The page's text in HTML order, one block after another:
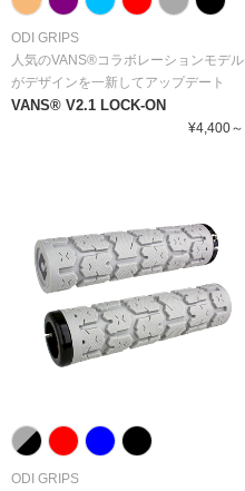
ODI GRIPS
人気のVANS®コラボレーションモデル
がデザインを一新してアップデート
VANS® V2.1 LOCK-ON
¥4,400～
ODI GRIPS